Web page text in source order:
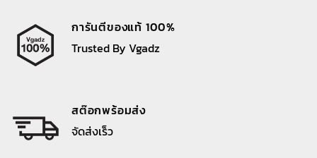
การันตีของแท้ 100%
Trusted By Vgadz
สต๊อกพร้อมส่ง
จัดส่งเร็ว